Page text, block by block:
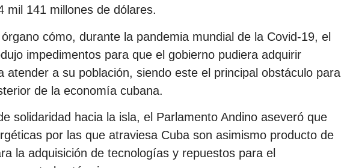
mil 141 millones de dólares.
cómo, durante la pandemia mundial de la Covid-19, el
impedimentos para que el gobierno pudiera adquirir
atender a su población, siendo este el principal obstáculo para
de la economía cubana.
solidaridad hacia la isla, el Parlamento Andino aseveró que
por las que atraviesa Cuba son asimismo producto de
la adquisición de tecnologías y repuestos para el